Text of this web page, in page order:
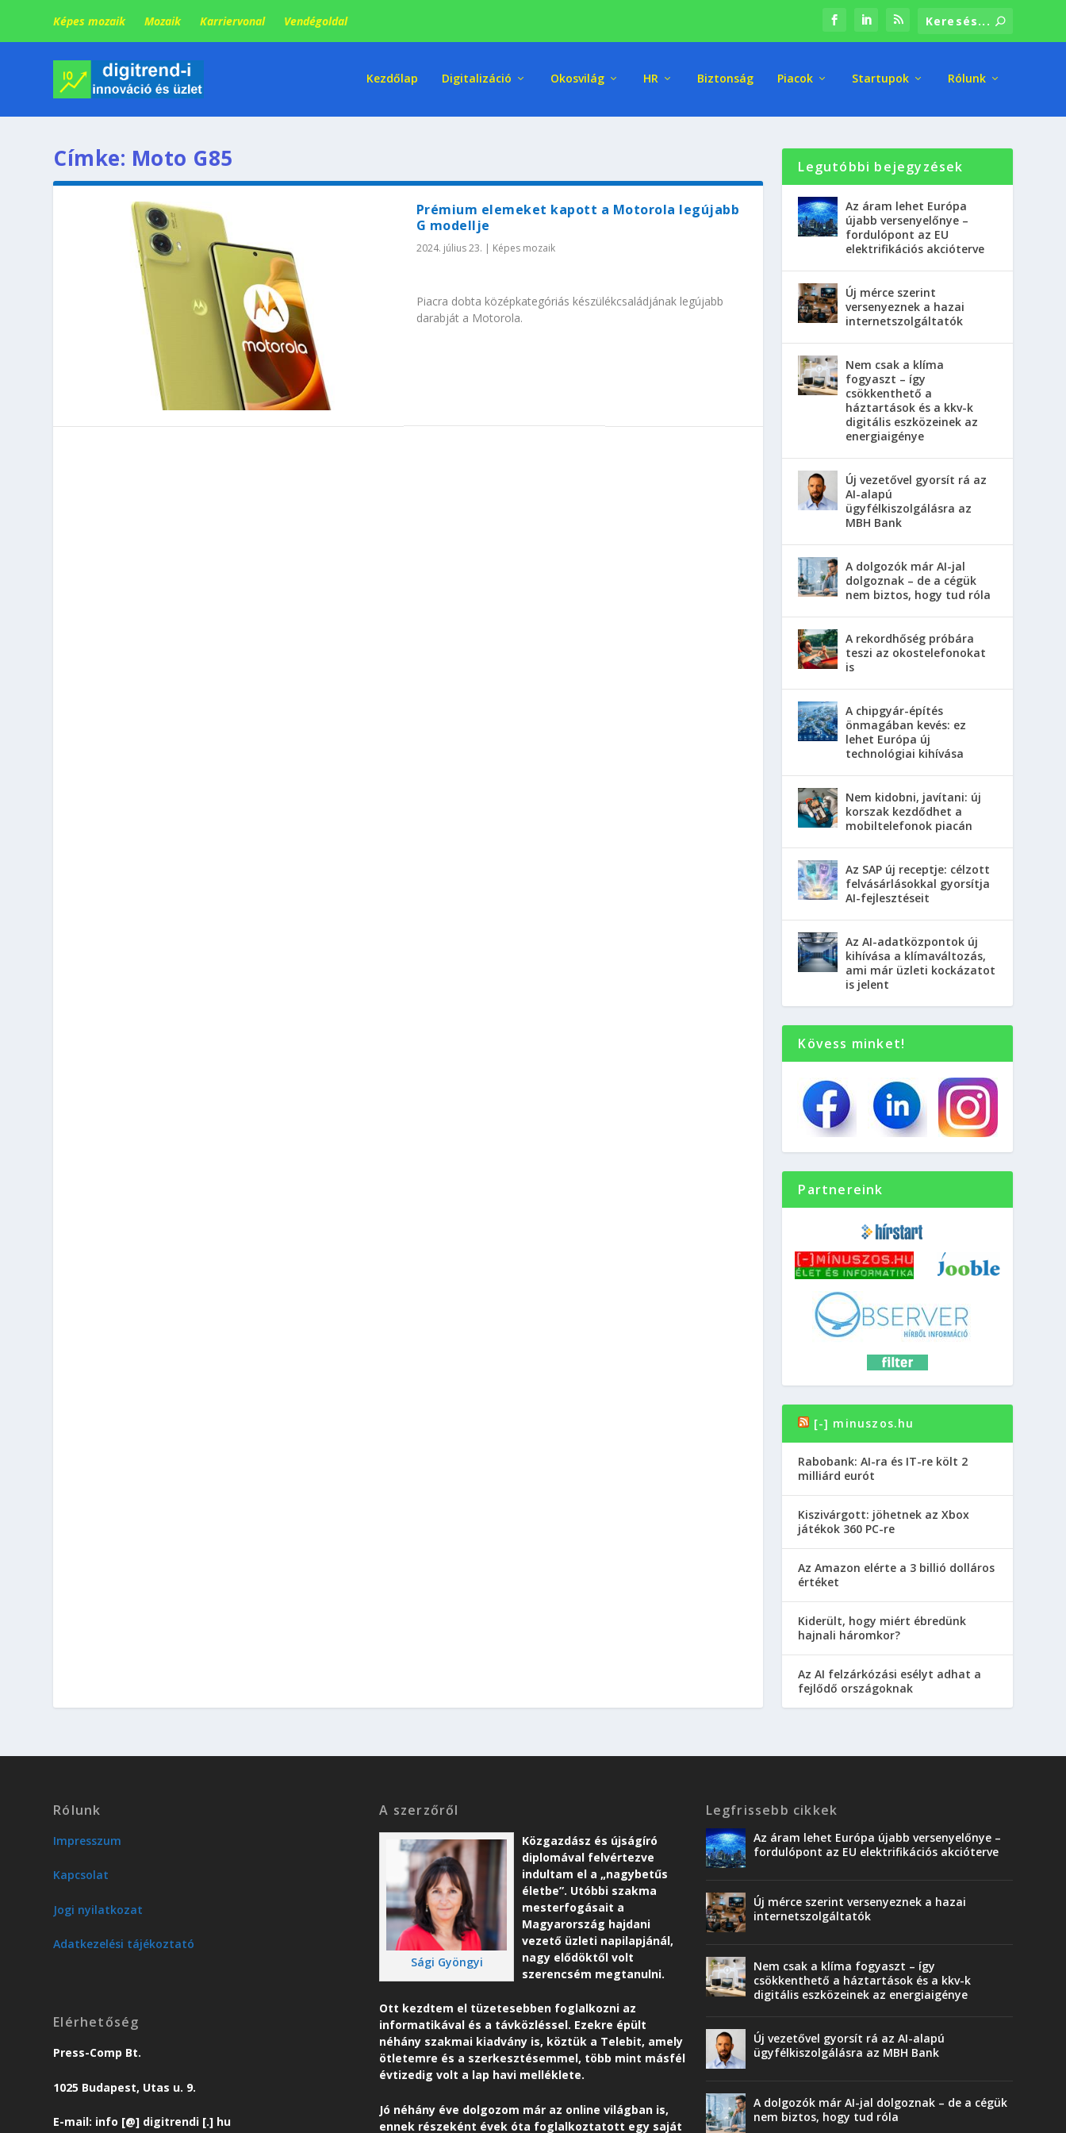
Képes mozaik Mozaik Karriervonal Vendégoldal
Kezdőlap Digitalizáció Okosvilág HR Biztonság Piacok Startupok Rólunk
Címke: Moto G85
Prémium elemeket kapott a Motorola legújabb
G modellje
2024. július 23. | Képes mozaik
Piacra dobta középkategóriás készülékcsaládjának legújabb
darabját a Motorola.
Legutóbbi bejegyzések
Az áram lehet Európa
újabb versenyelőnye –
fordulópont az EU
elektrifikációs akcióterve
Új mérce szerint
versenyeznek a hazai
internetszolgáltatók
Nem csak a klíma
fogyaszt – így
csökkenthető a
háztartások és a kkv-k
digitális eszközeinek az
energiaigénye
Új vezetővel gyorsít rá az
AI-alapú
ügyfélkiszolgálásra az
MBH Bank
A dolgozók már AI-jal
dolgoznak – de a cégük
nem biztos, hogy tud róla
A rekordhőség próbára
teszi az okostelefonokat
is
A chipgyár-építés
önmagában kevés: ez
lehet Európa új
technológiai kihívása
Nem kidobni, javítani: új
korszak kezdődhet a
mobiltelefonok piacán
Az SAP új receptje: célzott
felvásárlásokkal gyorsítja
AI-fejlesztéseit
Az AI-adatközpontok új
kihívása a klímaváltozás,
ami már üzleti kockázatot
is jelent
Kövess minket!
Partnereink
[-] minuszos.hu
Rabobank: AI-ra és IT-re költ 2
milliárd eurót
Kiszivárgott: jöhetnek az Xbox
játékok 360 PC-re
Az Amazon elérte a 3 billió dolláros
értéket
Kiderült, hogy miért ébredünk
hajnali háromkor?
Az AI felzárkózási esélyt adhat a
fejlődő országoknak
Rólunk
Impresszum
Kapcsolat
Jogi nyilatkozat
Adatkezelési tájékoztató
Elérhetőség
Press-Comp Bt.
1025 Budapest, Utas u. 9.
E-mail: info [@] digitrendi [.] hu
A szerzőről
Sági Gyöngyi
Közgazdász és újságíró
diplomával felvértezve
indultam el a „nagybetűs
életbe”. Utóbbi szakma
mesterfogásait a
Magyarország hajdani
vezető üzleti napilapjánál,
nagy elődöktől volt
szerencsém megtanulni.
Ott kezdtem el tüzetesebben foglalkozni az
informatikával és a távközléssel. Ezekre épült
néhány szakmai kiadvány is, köztük a Telebit, amely
ötletemre és a szerkesztésemmel, több mint másfél
évtizedig volt a lap havi melléklete.
Jó néhány éve dolgozom már az online világban is,
ennek részeként évek óta foglalkoztatott egy saját
Legfrissebb cikkek
Az áram lehet Európa újabb versenyelőnye –
fordulópont az EU elektrifikációs akcióterve
Új mérce szerint versenyeznek a hazai
internetszolgáltatók
Nem csak a klíma fogyaszt – így
csökkenthető a háztartások és a kkv-k
digitális eszközeinek az energiaigénye
Új vezetővel gyorsít rá az AI-alapú
ügyfélkiszolgálásra az MBH Bank
A dolgozók már AI-jal dolgoznak – de a cégük
nem biztos, hogy tud róla